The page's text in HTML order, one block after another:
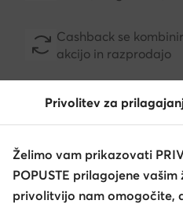
Cashback se
akcijo in razprodajo
Prenesite
Privolitev za
Želimo vam prikazovati
POPUSTE prilagojene
privolitvijo nam omogočite,